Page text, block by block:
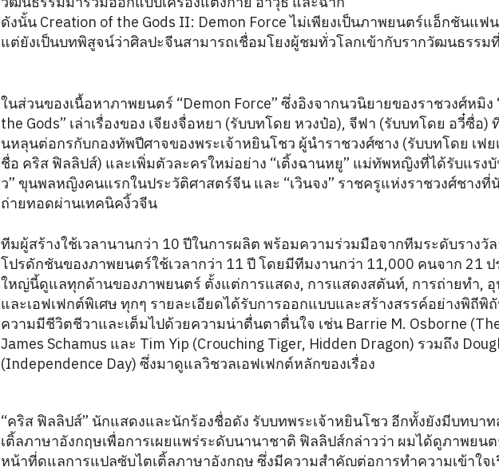
ดังนั้น Creation of the Gods II: Demon Force ไม่เพียงเป็นภาพยนตร์แอ็กชันแฟ
แต่ยังเป็นบทพิสูจน์ว่าศิลปะจีนสามารถเชื่อมโยงผู้ชมทั่วโลกเข้ากับรากวัฒนธรรม
ในส่วนของเนื้อหาภาพยนตร์ “Demon Force” ซึ่งอิงจากนวนิยายของราชวงศ์หมิ
the Gods” เล่าเรื่องของ เจียงจื่อหยา (รับบทโดย หวงป๋อ), จีฟา (รับบทโดย อวี๋ซื่อ
นหลุนต่อกรกับกองทัพปีศาจของพระเจ้าหยินโชว ผู้นำราชวงศ์ซาง (รับบทโดย เฟ
ชื่อ คริส ฟิลลิปส์) และเพิ่มตัวละครใหม่อย่าง “เติ้งฉานหยู” แม่ทัพหญิงที่ได้รับแรง
ว” ขุนพลหญิงคนแรกในประวัติศาสตร์จีน และ “เวินจง” ราชครูแห่งราชวงศ์ชางที่
ถ่ายทอดผ่านเทคนิคงิ้วจีน
ทีมผู้สร้างใช้เวลานานกว่า 10 ปีในการผลิต พร้อมความร่วมมือจากทีมระดับรางวั
โปรดักชันของภาพยนตร์ใช้เวลากว่า 11 ปี โดยมีทีมงานกว่า 11,000 คนจาก 21
ใหญ่นี้ดูแลทุกด้านของภาพยนตร์ ตั้งแต่การแสดง, การแสดงสตันท์, การถ่ายทำ,
และเอฟเฟกต์พิเศษ ทุกๆ รายละเอียดได้รับการออกแบบและสร้างสรรค์อย่างพิถีพิ
ความมีชีวิตชีวาและเต็มไปด้วยความน่าตื่นตาตื่นใจ เช่น Barrie M. Osborne
James Schamus และ Tim Yip (Crouching Tiger, Hidden Dragon) รวมถึง
(Independence Day) ซึ่งมาดูแลวิชวลเอฟเฟกต์หลักของเรื่อง
“คริส ฟิลลิปส์” นักแสดงและนักร้องชื่อดัง รับบทพระเจ้าหยินโชว อีกทั้งยังมีบทบา
เติ้ลภาษาอังกฤษเพื่อการเผยแพร่ระดับนานาชาติ ฟิลลิปส์กล่าวว่า ผมได้ดูภาพยน
หน้าที่ดูแลการแปลซับไตเติ้ลภาษาอังกฤษ ซึ่งมีความสำคัญต่อการทำความเข้าใจเ